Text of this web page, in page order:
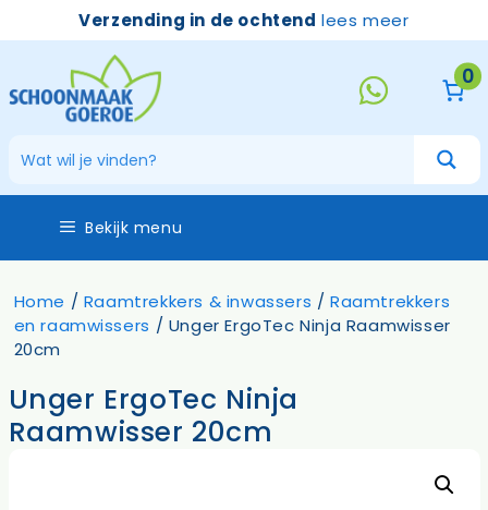
Verzending in de ochtend lees meer
0
Bekijk menu
Home / Raamtrekkers & inwassers / Raamtrekkers
en raamwissers / Unger ErgoTec Ninja Raamwisser
20cm
Unger ErgoTec Ninja
Raamwisser 20cm